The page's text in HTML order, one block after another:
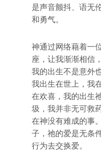
是声音颤抖、语无
和勇气。
神通过网络藉着一
座，让我渐渐相信
我的出生不是意外
我出生在世上，我
在欢喜，我的出生
圾，我并非无可救
在神没有难成的事
子，祂的爱是无条
行为去交换爱。